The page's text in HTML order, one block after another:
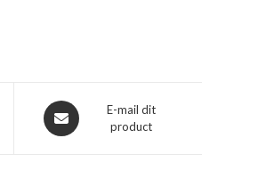
Opent
in
E-mail dit
product